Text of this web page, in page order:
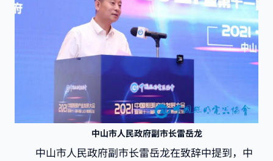
中山市人民政府副市长雷岳龙
中山市人民政府副市长雷岳龙在致辞中提到，中